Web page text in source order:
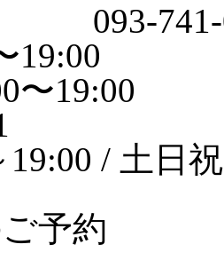
093-
19:00
〜19:00
/ 土日
予約